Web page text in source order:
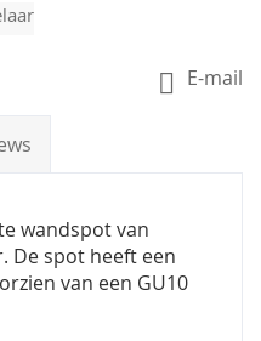
E-mail
wandspot van
De spot heeft een
van een GU10